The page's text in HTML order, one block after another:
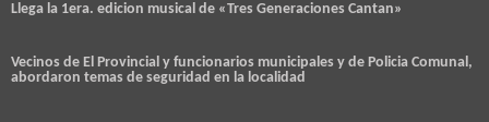
Llega la 1era. edicion musical de «Tres Generaciones Cantan»
Vecinos de El Provincial y funcionarios municipales y de Policia Comunal,
abordaron temas de seguridad en la localidad